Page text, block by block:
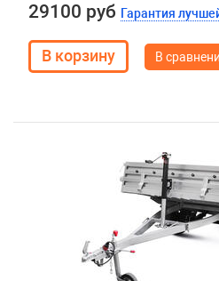
29100 руб Гарантия
В